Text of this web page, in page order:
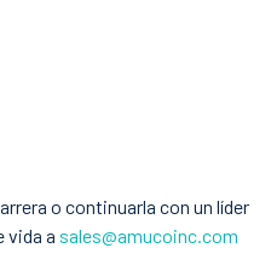
o continuarla con un líder
vida a sales@amucoinc.com